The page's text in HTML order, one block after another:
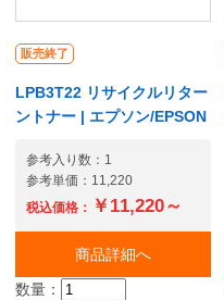
販売終了
LPB3T22 リサイクルリター
ントナー | エプソン/EPSON
参考入り数：1
参考単価：11,220
税込価格： ￥11,220～
商品詳細へ
数量：